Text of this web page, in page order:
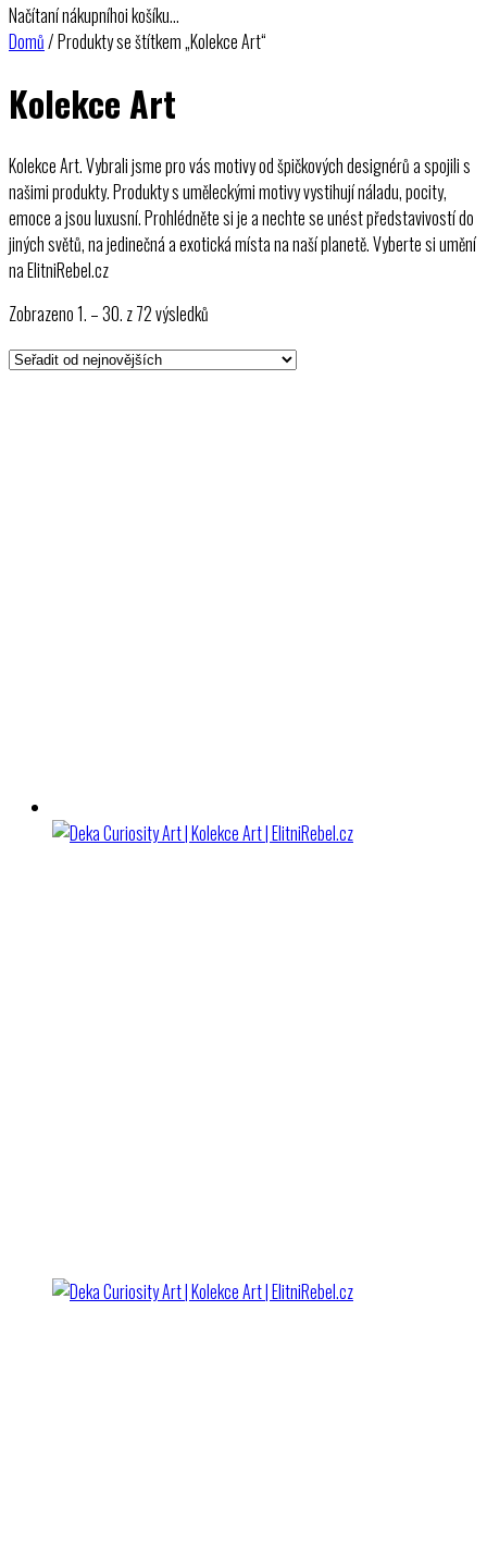
Načítaní nákupníhoi košíku…
Domů/ Produkty se štítkem „Kolekce Art“
Kolekce Art
Kolekce Art. Vybrali jsme pro vás motivy od špičkových designérů a spojili s
našimi produkty. Produkty s uměleckými motivy vystihují náladu, pocity,
emoce a jsou luxusní. Prohlédněte si je a nechte se unést představivostí do
jiných světů, na jedinečná a exotická místa na naší planetě. Vyberte si umění
na ElitniRebel.cz
Zobrazeno 1. – 30. z 72 výsledků
nejnovějších